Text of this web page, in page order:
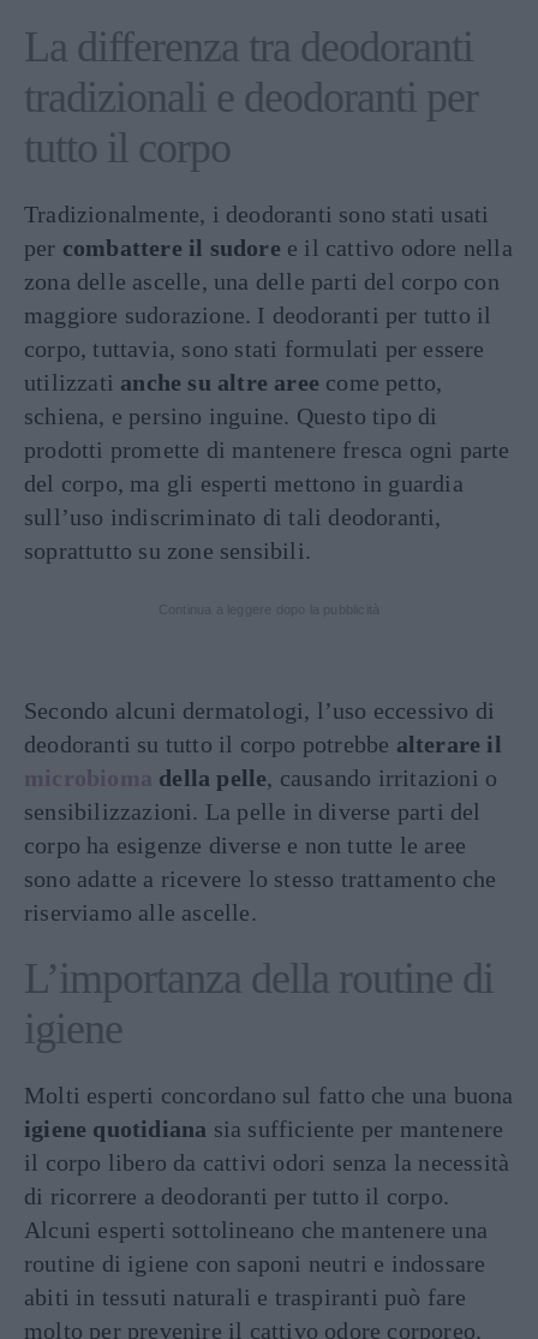
La differenza tra deodoranti
tradizionali e deodoranti per
tutto il corpo
Tradizionalmente, i deodoranti sono stati usati
per combattere il sudore e il cattivo odore nella
zona delle ascelle, una delle parti del corpo con
maggiore sudorazione. I deodoranti per tutto il
corpo, tuttavia, sono stati formulati per essere
utilizzati anche su altre aree come petto,
schiena, e persino inguine. Questo tipo di
prodotti promette di mantenere fresca ogni parte
del corpo, ma gli esperti mettono in guardia
sull’uso indiscriminato di tali deodoranti,
soprattutto su zone sensibili.
Secondo alcuni dermatologi, l’uso eccessivo di
deodoranti su tutto il corpo potrebbe alterare il
microbioma della pelle, causando irritazioni o
sensibilizzazioni. La pelle in diverse parti del
corpo ha esigenze diverse e non tutte le aree
sono adatte a ricevere lo stesso trattamento che
riserviamo alle ascelle​.
L’importanza della routine di
igiene
Molti esperti concordano sul fatto che una buona
igiene quotidiana sia sufficiente per mantenere
il corpo libero da cattivi odori senza la necessità
di ricorrere a deodoranti per tutto il corpo.
Alcuni esperti sottolineano che mantenere una
routine di igiene con saponi neutri e indossare
abiti in tessuti naturali e traspiranti può fare
molto per prevenire il cattivo odore corporeo.